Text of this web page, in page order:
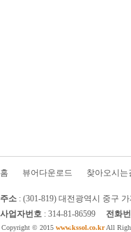
홈 뷰어다운로드 찾아오시는
주소 : (301-819) 대전광역시 중구
사업자번호 : 314-81-86599 전화
Copyright © 2015 www.kssol.co.krAll